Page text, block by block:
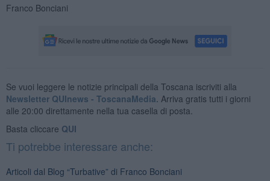
Franco Bonciani
Se vuoi leggere le notizie principali della Toscana iscriviti alla
Newsletter QUInews - ToscanaMedia. Arriva gratis tutti i giorni
alle 20:00 direttamente nella tua casella di posta.
Basta cliccare QUI
Ti potrebbe interessare anche:
Articoli dal Blog “Turbative” di Franco Bonciani